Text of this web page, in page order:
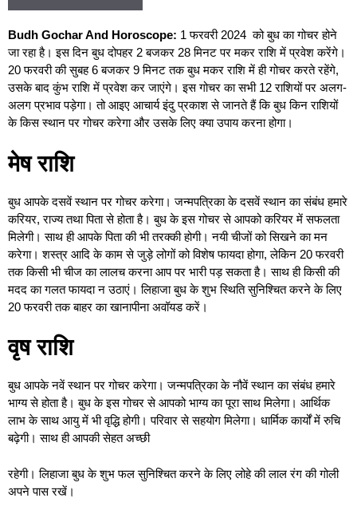
Budh Gochar And Horoscope: 1 फरवरी 2024 को बुध का गोचर होने
जा रहा है। इस दिन बुध दोपहर 2 बजकर 28 मिनट पर मकर राशि में प्रवेश करेंगे।
20 फरवरी की सुबह 6 बजकर 9 मिनट तक बुध मकर राशि में ही गोचर करते रहेंगे,
उसके बाद कुंभ राशि में प्रवेश कर जाएंगे। इस गोचर का सभी 12 राशियों पर अलग-
अलग प्रभाव पड़ेगा। तो आइए आचार्य इंदु प्रकाश से जानते हैं कि बुध किन राशियों
के किस स्थान पर गोचर करेगा और उसके लिए क्या उपाय करना होगा।
मेष राशि
बुध आपके दसवें स्थान पर गोचर करेगा। जन्मपत्रिका के दसवें स्थान का संबंध हमारे
करियर, राज्य तथा पिता से होता है। बुध के इस गोचर से आपको करियर में सफलता
मिलेगी। साथ ही आपके पिता की भी तरक्की होगी। नयी चीजों को सिखने का मन
करेगा। शस्त्र आदि के काम से जुड़े लोगों को विशेष फायदा होगा, लेकिन 20 फरवरी
तक किसी भी चीज का लालच करना आप पर भारी पड़ सकता है। साथ ही किसी की
मदद का गलत फायदा न उठाएं। लिहाजा बुध के शुभ स्थिति सुनिश्चित करने के लिए
20 फरवरी तक बाहर का खानापीना अवॉयड करें।
वृष राशि
बुध आपके नवें स्थान पर गोचर करेगा। जन्मपत्रिका के नौवें स्थान का संबंध हमारे
भाग्य से होता है। बुध के इस गोचर से आपको भाग्य का पूरा साथ मिलेगा। आर्थिक
लाभ के साथ आयु में भी वृद्धि होगी। परिवार से सहयोग मिलेगा। धार्मिक कार्यों में रुचि
बढ़ेगी। साथ ही आपकी सेहत अच्छी
रहेगी। लिहाजा बुध के शुभ फल सुनिश्चित करने के लिए लोहे की लाल रंग की गोली
अपने पास रखें।